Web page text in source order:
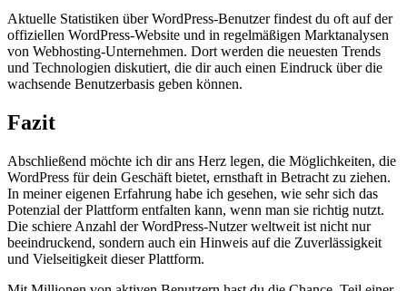
Aktuelle Statistiken über WordPress-Benutzer findest du oft ‌auf der
offiziellen WordPress-Website und in regelmäßigen Marktanalysen
von Webhosting-Unternehmen. ⁣Dort werden die neuesten Trends
und Technologien diskutiert, die dir auch einen Eindruck über die
wachsende Benutzerbasis geben können.
Fazit
Abschließend möchte ich dir ans Herz legen, die Möglichkeiten, die
WordPress für ⁢dein Geschäft bietet, ernsthaft​ in ⁣Betracht zu ziehen.
In meiner eigenen Erfahrung habe ich gesehen, wie sehr sich das
Potenzial der Plattform entfalten kann, wenn man sie richtig nutzt.
Die⁤ schiere Anzahl der WordPress-Nutzer weltweit‍ ist‌ nicht nur
⁤beeindruckend, sondern auch ein Hinweis auf die Zuverlässigkeit
und Vielseitigkeit dieser Plattform.